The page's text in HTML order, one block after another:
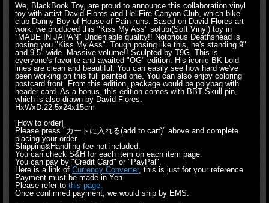
We, BlackBook Toy, are proud to announce this collaboration vinyl
toy with artist David Flores and HellFire Canyon Club, which bike
club Danny Boy of House of Pain runs. Based on David Flores art
work, we produced this "Kiss My Ass" sofubi(Soft Vinyl) toy in
"MADE IN JAPAN" Undeniable quality!! Notorious Deathshead is
posing you "Kiss My Ass". Tough posing like this, he's standing 9"
and 9.5" wide. Massive volume!! Sculpted by T9G. This is
everyone's favorite and awaited "OG" edition. His iconic BK bold
lines are clean and beautiful. You can easily see how hard we've
been working on this full painted one. You can also enjoy coloring
postcard front. From this edition, package would be polybag with
header card. As a bonus, this edition comes with BBT Skull pin,
which is also drawn by David Flores.
HxWxD:22.5x24x15cm
[How to order]
Please press "カートに入れる(add to cart)" above and complete
placing your order.
Shipping&Handling fee not included.
You can check S&H for each item on each item page.
You can pay by "Credit Card" or "PayPal".
Here is a link of Currency Converter, this is just for your reference.
Payment must be made in Yen.
Please refer to this page.
Once confirmed payment, we would ship by EMS.